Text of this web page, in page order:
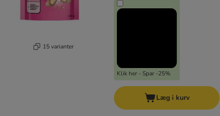
15 varianter
Klik her - Spar -25%
Læg i kurv